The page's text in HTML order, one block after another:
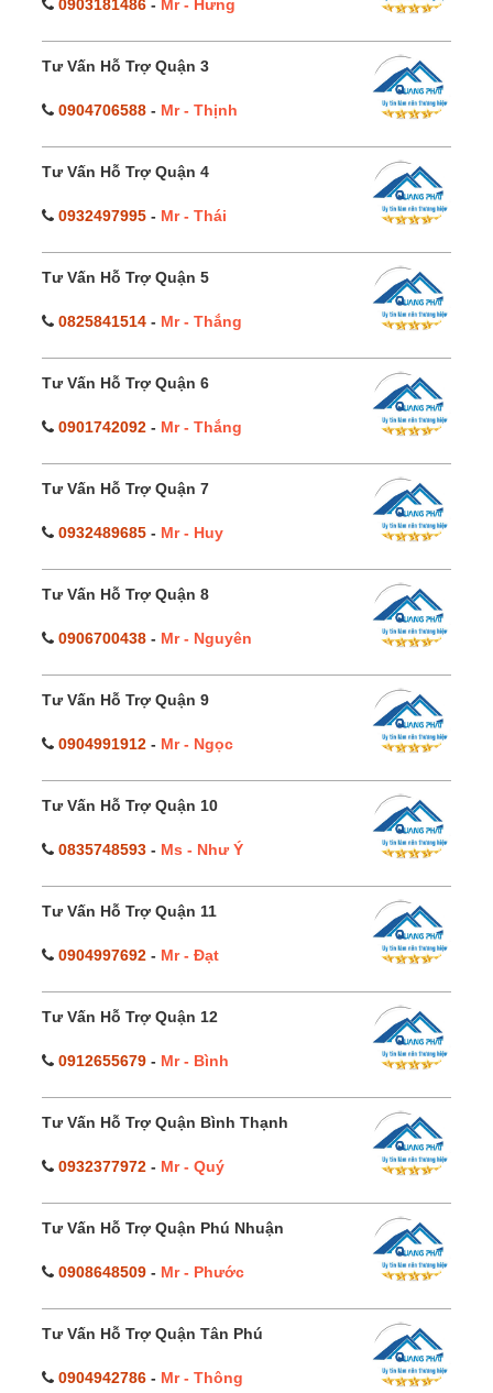
0903181486 - Mr - Hưng
Tư Vấn Hỗ Trợ Quận 3
0904706588 - Mr - Thịnh
Tư Vấn Hỗ Trợ Quận 4
0932497995 - Mr - Thái
Tư Vấn Hỗ Trợ Quận 5
0825841514 - Mr - Thắng
Tư Vấn Hỗ Trợ Quận 6
0901742092 - Mr - Thắng
Tư Vấn Hỗ Trợ Quận 7
0932489685 - Mr - Huy
Tư Vấn Hỗ Trợ Quận 8
0906700438 - Mr - Nguyên
Tư Vấn Hỗ Trợ Quận 9
0904991912 - Mr - Ngọc
Tư Vấn Hỗ Trợ Quận 10
0835748593 - Ms - Như Ý
Tư Vấn Hỗ Trợ Quận 11
0904997692 - Mr - Đạt
Tư Vấn Hỗ Trợ Quận 12
0912655679 - Mr - Bình
Tư Vấn Hỗ Trợ Quận Bình Thạnh
0932377972 - Mr - Quý
Tư Vấn Hỗ Trợ Quận Phú Nhuận
0908648509 - Mr - Phước
Tư Vấn Hỗ Trợ Quận Tân Phú
0904942786 - Mr - Thông